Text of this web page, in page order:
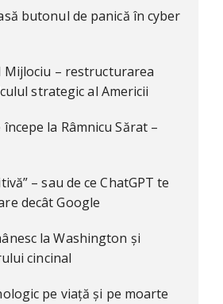
butonul de panică în cyber
Mijlociu – restructurarea
strategic al Americii
la Râmnicu Sărat –
– sau de ce ChatGPT te
decât Google
la Washington și
cincinal
pe viață și pe moarte